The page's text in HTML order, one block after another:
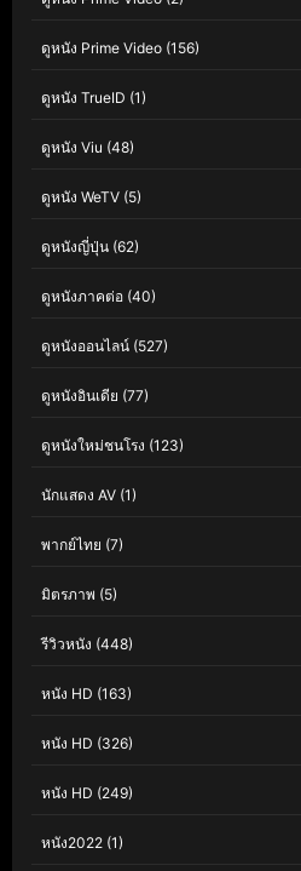
ดูหนัง Prime Video (156)
ดูหนัง TrueID (1)
ดูหนัง Viu (48)
ดูหนัง WeTV (5)
ดูหนังญี่ปุ่น (62)
ดูหนังภาคต่อ (40)
ดูหนังออนไลน์ (527)
ดูหนังอินเดีย (77)
ดูหนังใหม่ชนโรง (123)
นักแสดง AV (1)
พากย์ไทย (7)
มิตรภาพ (5)
รีวิวหนัง (448)
หนัง HD (163)
หนัง HD (326)
หนัง HD (249)
หนัง2022 (1)